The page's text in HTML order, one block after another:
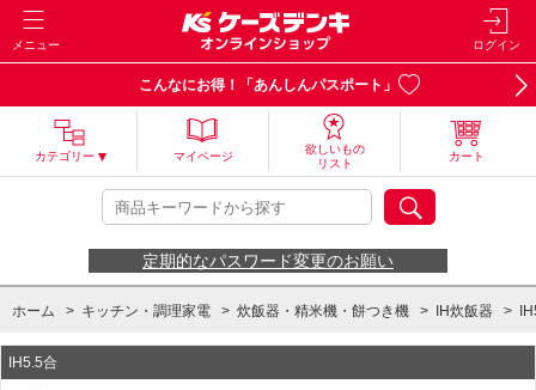
メニュー ログイン
こんなにお得！「あんしんパスポート」
カテゴリー マイページ
欲しいもの
リスト
カート
定期的なパスワード変更のお願い
ホーム > キッチン・調理家電 > 炊飯器・精米機・餅つき機 > IH炊飯器 >
IH5.5合